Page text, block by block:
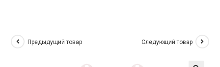
Предыдущий товар Следующий товар